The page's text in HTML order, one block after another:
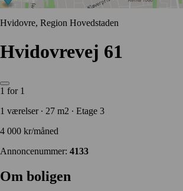
Hvidovre, Region Hovedstaden
Hvidovrevej 61
1 for 1
1 værelser ∙ 27 m2 ∙ Etage 3
4 000 kr/måned
Annoncenummer: 4133
Om boligen